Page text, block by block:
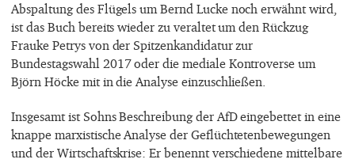
Abspaltung des Flügels um Bernd Lucke noch erwähnt wird,
ist das Buch bereits wieder zu veraltet um den Rückzug
Frauke Petrys von der Spitzenkandidatur zur
Bundestagswahl 2017 oder die mediale Kontroverse um
Björn Höcke mit in die Analyse einzuschließen.
Insgesamt ist Sohns Beschreibung der AfD eingebettet in eine
knappe marxistische Analyse der Geflüchtetenbewegungen
und der Wirtschaftskrise: Er benennt verschiedene mittelbare